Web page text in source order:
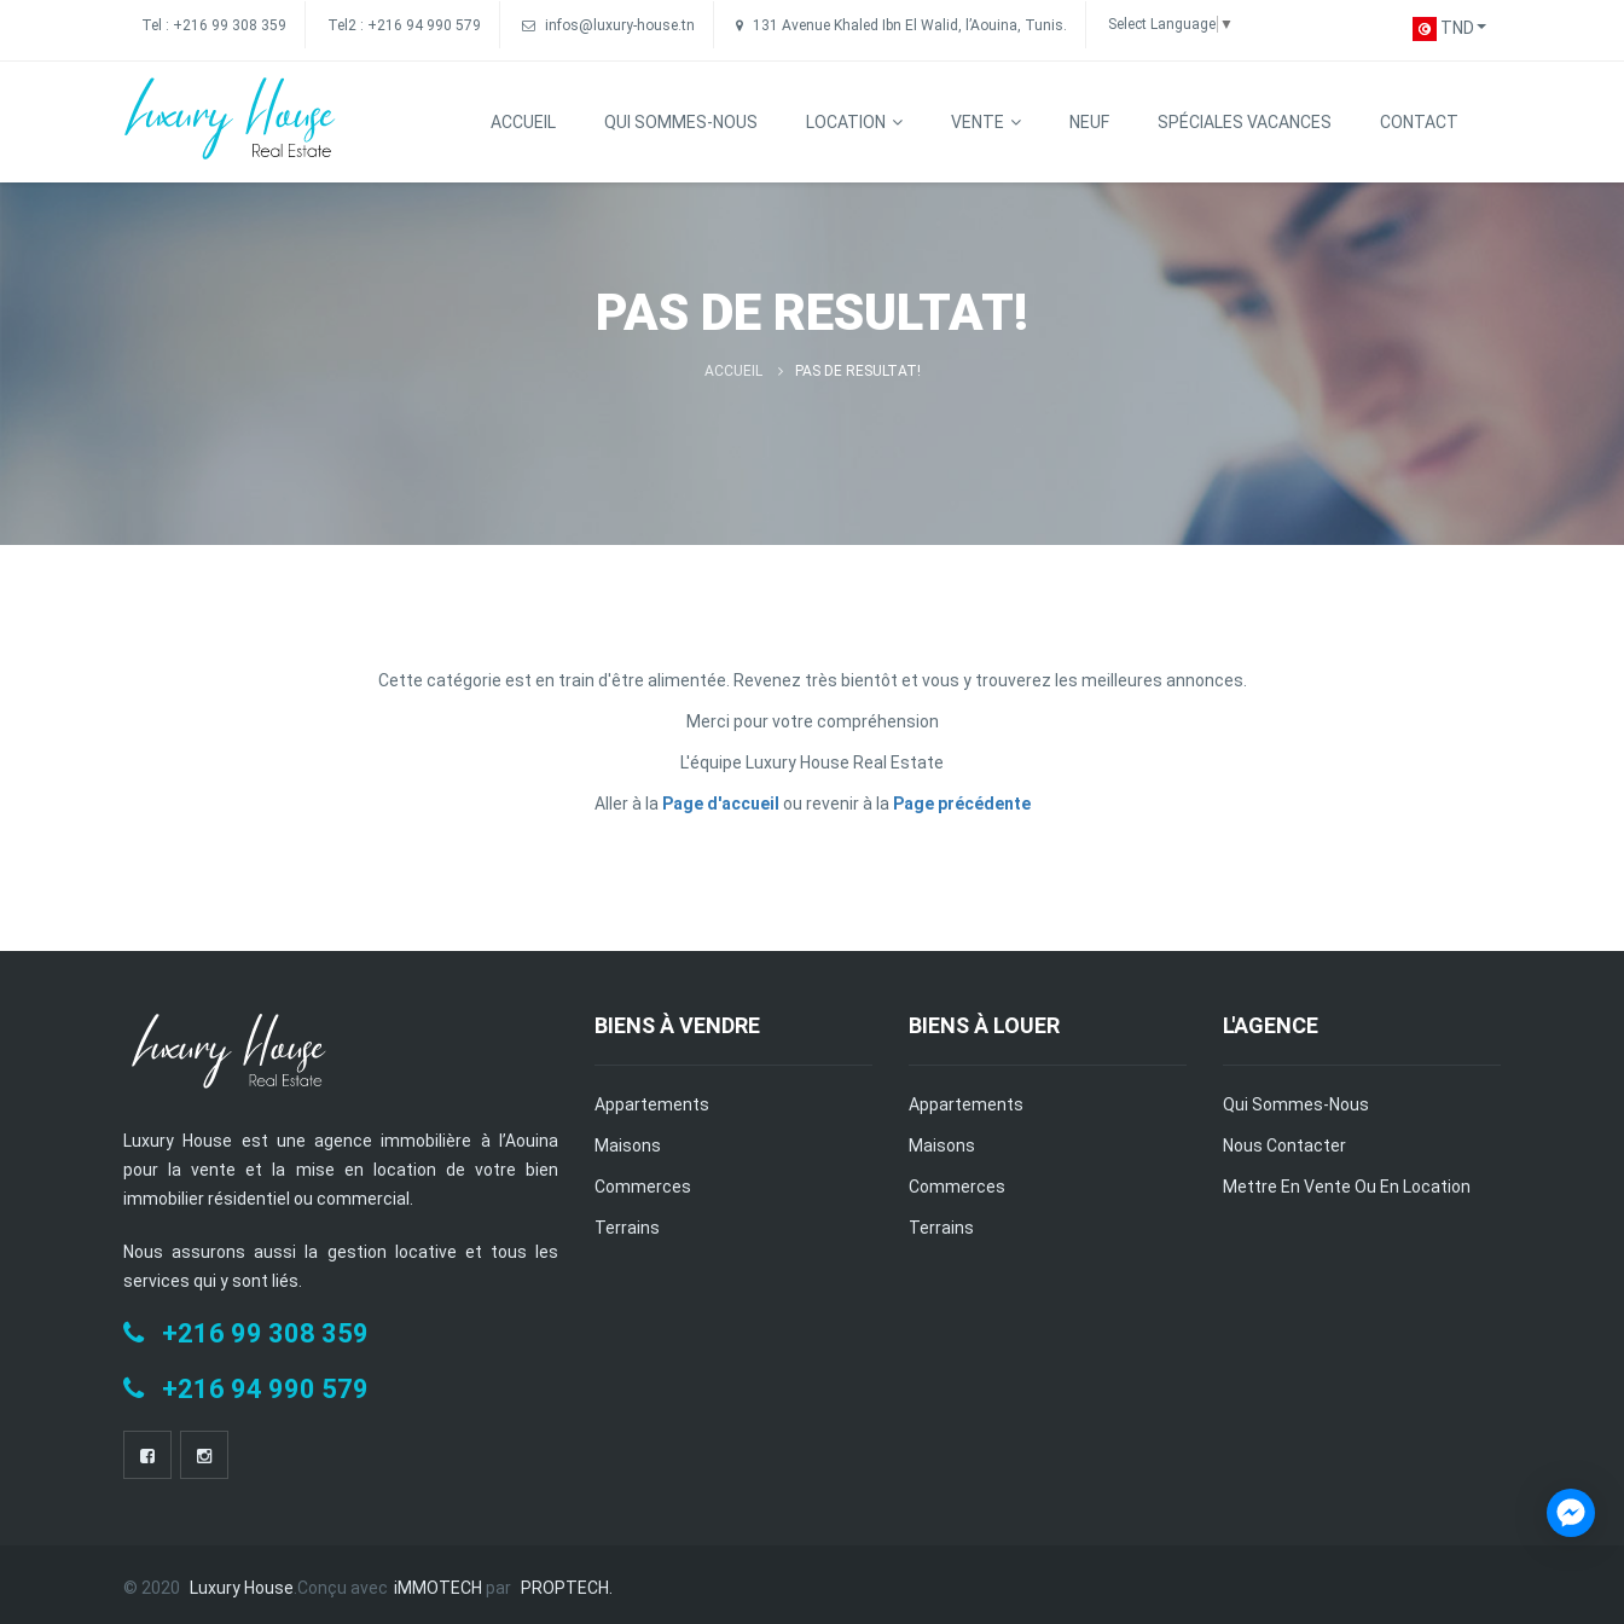
Tel : +216 99 308 359 Tel2 : +216 94 990 579 infos@luxury-house.tn 131 Avenue Khaled Ibn El Walid, l’Aouina, Tunis. Select Language ▼ TND
ACCUEIL QUI SOMMES-NOUS LOCATION VENTE NEUF SPÉCIALES VACANCES CONTACT
PAS DE RESULTAT!
ACCUEIL PAS DE RESULTAT!
Cette catégorie est en train d'être alimentée. Revenez très bientôt et vous y trouverez les meilleures annonces.
Merci pour votre compréhension
L'équipe Luxury House Real Estate
Aller à la Page d'accueil ou revenir à la Page précédente
Luxury House est une agence immobilière à l’Aouina
pour la vente et la mise en location de votre bien
immobilier résidentiel ou commercial.
Nous assurons aussi la gestion locative et tous les
services qui y sont liés.
+216 99 308 359
+216 94 990 579
BIENS À VENDRE
Appartements
Maisons
Commerces
Terrains
BIENS À LOUER
Appartements
Maisons
Commerces
Terrains
L'AGENCE
Qui Sommes-Nous
Nous Contacter
Mettre En Vente Ou En Location
© 2020 Luxury House .Conçu avec iMMOTECH par PROPTECH.